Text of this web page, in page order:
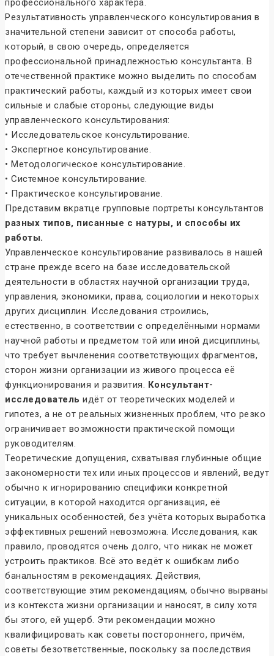
профессионального характера.
Результативность управленческого консультирования в
значительной степени зависит от способа работы,
который, в свою очередь, определяется
профессиональной принадлежностью консультанта. В
отечественной практике можно выделить по способам
практический работы, каждый из которых имеет свои
сильные и слабые стороны, следующие виды
управленческого консультирования:
• Исследовательское консультирование.
• Экспертное консультирование.
• Методологическое консультирование.
• Системное консультирование.
• Практическое консультирование.
Представим вкратце групповые портреты консультантов
разных типов, писанные с натуры, и способы их
работы.
Управленческое консультирование развивалось в нашей
стране прежде всего на базе исследовательской
деятельности в областях научной организации труда,
управления, экономики, права, социологии и некоторых
других дисциплин. Исследования строились,
естественно, в соответствии с определёнными нормами
научной работы и предметом той или иной дисциплины,
что требует вычленения соответствующих фрагментов,
сторон жизни организации из живого процесса её
функционирования и развития. Консультант-
исследователь идёт от теоретических моделей и
гипотез, а не от реальных жизненных проблем, что резко
ограничивает возможности практической помощи
руководителям.
Теоретические допущения, схватывая глубинные общие
закономерности тех или иных процессов и явлений, ведут
обычно к игнорированию специфики конкретной
ситуации, в которой находится организация, её
уникальных особенностей, без учёта которых выработка
эффективных решений невозможна. Исследования, как
правило, проводятся очень долго, что никак не может
устроить практиков. Всё это ведёт к ошибкам либо
банальностям в рекомендациях. Действия,
соответствующие этим рекомендациям, обычно вырваны
из контекста жизни организации и наносят, в силу хотя
бы этого, ей ущерб. Эти рекомендации можно
квалифицировать как советы постороннего, причём,
советы безответственные, поскольку за последствия